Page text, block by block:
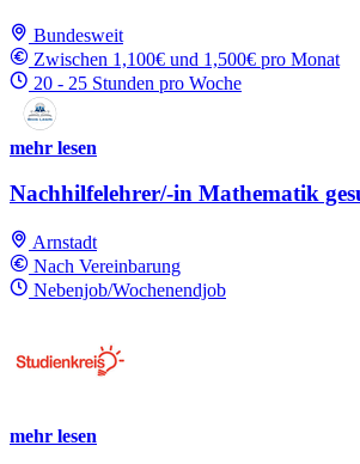
Bundesweit
Zwischen 1,100€ und 1,500€ pro Monat
20 - 25 Stunden pro Woche
mehr lesen
Nachhilfelehrer/-in Mathematik
Arnstadt
Nach Vereinbarung
Nebenjob/Wochenendjob
mehr lesen